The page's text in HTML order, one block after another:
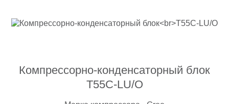
Компрессорно-конденсаторный блок
T55C-LU/O